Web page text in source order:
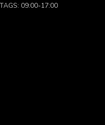
09:00-17:00